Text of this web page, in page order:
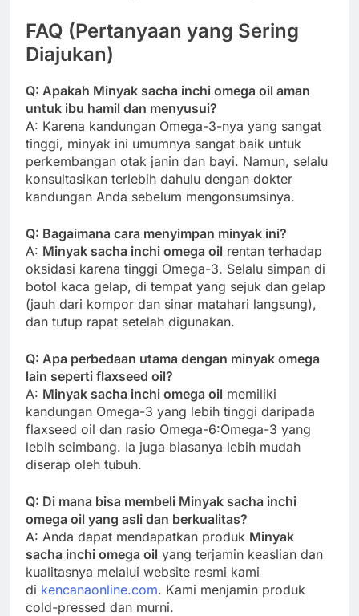
FAQ (Pertanyaan yang Sering
Diajukan)
Q: Apakah Minyak sacha inchi omega oil aman
untuk ibu hamil dan menyusui?
A: Karena kandungan Omega-3-nya yang sangat
tinggi, minyak ini umumnya sangat baik untuk
perkembangan otak janin dan bayi. Namun, selalu
konsultasikan terlebih dahulu dengan dokter
kandungan Anda sebelum mengonsumsinya.
Q: Bagaimana cara menyimpan minyak ini?
A: Minyak sacha inchi omega oil rentan terhadap
oksidasi karena tinggi Omega-3. Selalu simpan di
botol kaca gelap, di tempat yang sejuk dan gelap
(jauh dari kompor dan sinar matahari langsung),
dan tutup rapat setelah digunakan.
Q: Apa perbedaan utama dengan minyak omega
lain seperti flaxseed oil?
A: Minyak sacha inchi omega oil memiliki
kandungan Omega-3 yang lebih tinggi daripada
flaxseed oil dan rasio Omega-6:Omega-3 yang
lebih seimbang. Ia juga biasanya lebih mudah
diserap oleh tubuh.
Q: Di mana bisa membeli Minyak sacha inchi
omega oil yang asli dan berkualitas?
A: Anda dapat mendapatkan produk Minyak
sacha inchi omega oil yang terjamin keaslian dan
kualitasnya melalui website resmi kami
di kencanaonline.com. Kami menjamin produk
cold-pressed dan murni.